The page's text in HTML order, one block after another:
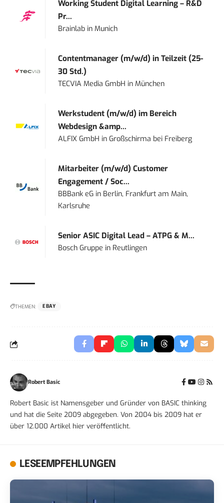
Working Student Digital Learning – R&D
Pr...
Brainlab inMunich
Contentmanager (m/w/d) in Teilzeit (25-
30 Std.)
TECVIA Media GmbH inMünchen
Werkstudent (m/w/d) im Bereich
Webdesign &amp...
ALFIX GmbH inGroßschirma bei Freiberg
Mitarbeiter (m/w/d) Customer
Engagement / Soc...
BBBank eG in Berlin, Frankfurt am Main,
Karlsruhe
Senior ASIC Digital Lead – ATPG & M...
Bosch Gruppe in Reutlingen
THEMEN: EBAY
Robert Basic
Robert Basic ist Namensgeber und Gründer von BASIC thinking
und hat die Seite 2009 abgegeben. Von 2004 bis 2009 hat er
über 12.000 Artikel hier veröffentlicht.
LESEEMPFEHLUNGEN